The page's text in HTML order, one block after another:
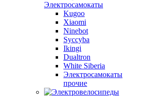
Электросамокаты
Kugoo
Xiaomi
Ninebot
Syccyba
Ikingi
Dualtron
White Siberia
Электросамокаты
прочие